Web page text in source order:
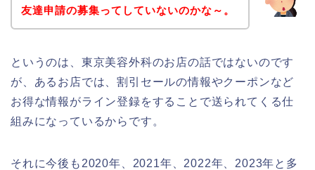
友達申請の募集ってしていないのかな～。
というのは、東京美容外科のお店の話ではないのです
が、あるお店では、割引セールの情報やクーポンなど
お得な情報がライン登録をすることで送られてくる仕
組みになっているからです。
それに今後も2020年、2021年、2022年、2023年と多